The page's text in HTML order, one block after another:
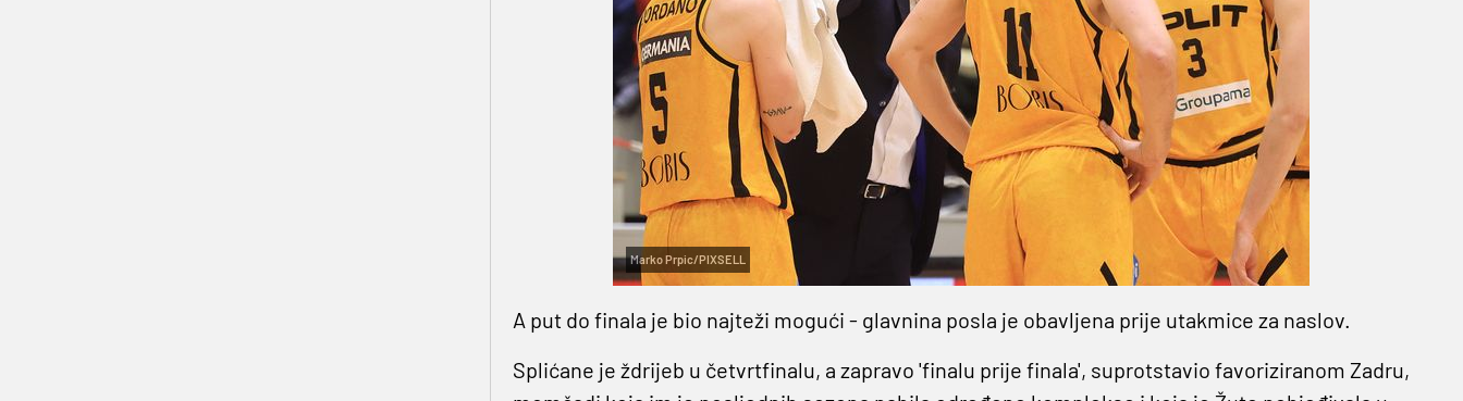
Marko Prpic/PIXSELL
A put do finala je bio najteži mogući - glavnina posla je obavljena prije utakmice za naslov.
Splićane je ždrijeb u četvrtfinalu, a zapravo 'finalu prije finala', suprotstavio favoriziranom Zadru,